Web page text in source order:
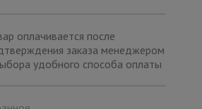
оплачивается после
заказа менеджером
удобного способа оплаты